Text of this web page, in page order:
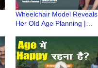
Wheelchair Model Reveals
Her Old Age Planning |
| Retirement Ke Baad